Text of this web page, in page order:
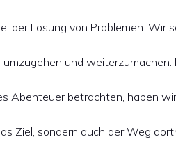
der Lösung von Problemen. Wir
umzugehen und
Abenteuer betrachten, haben
Ziel, sondern auch der Weg